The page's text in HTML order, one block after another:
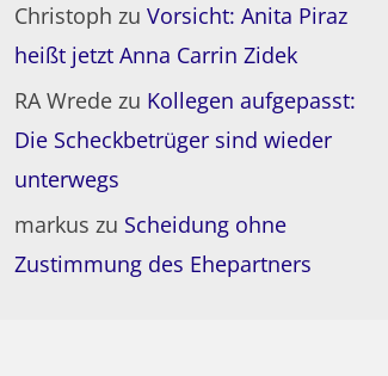
Christoph zu Vorsicht: Anita Piraz
heißt jetzt Anna Carrin Zidek
RA Wredezu Kollegen aufgepasst:
Die Scheckbetrüger sind wieder
unterwegs
markus zu Scheidung ohne
Zustimmung des Ehepartners